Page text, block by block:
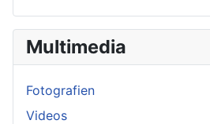
Multimedia
Fotografien
Videos